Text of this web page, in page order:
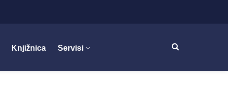
Knjižnica Servisi